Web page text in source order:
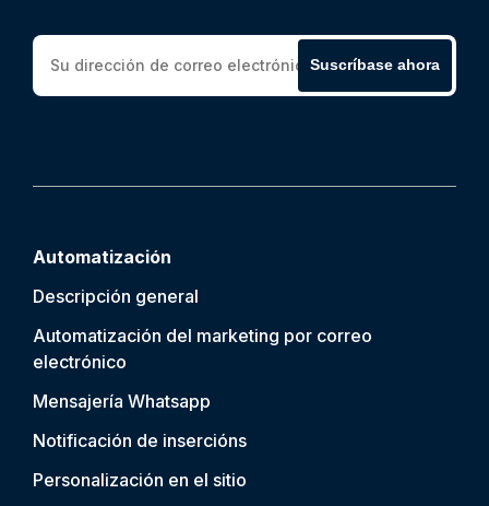
Suscríbase ahora
Automatización
Descripción general
Automatización del marketing por correo
electrónico
Mensajería Whatsapp
Notificación de insercións
Personalización en el sitio